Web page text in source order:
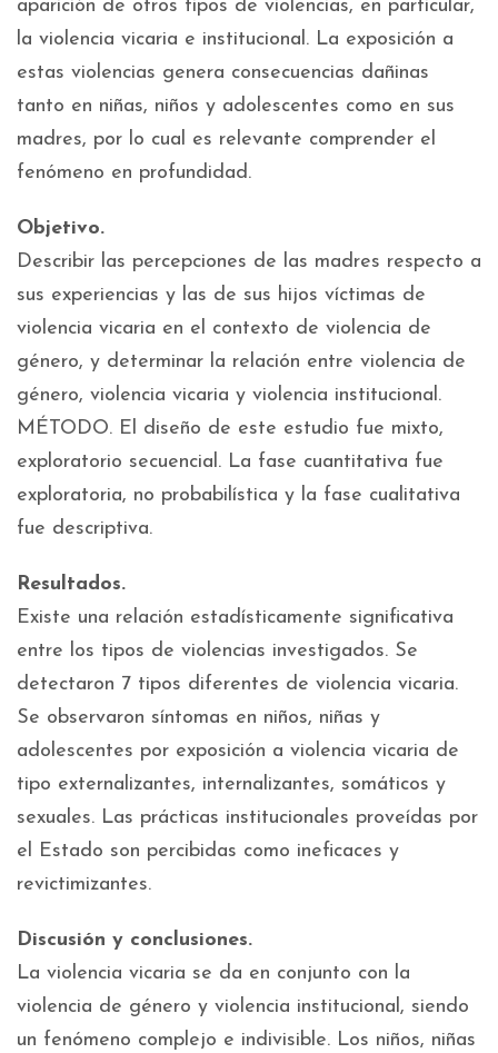
aparición de otros tipos de violencias, en particular,
la violencia vicaria e institucional. La exposición a
estas violencias genera consecuencias dañinas
tanto en niñas, niños y adolescentes como en sus
madres, por lo cual es relevante comprender el
fenómeno en profundidad.
Objetivo.
Describir las percepciones de las madres respecto a
sus experiencias y las de sus hijos víctimas de
violencia vicaria en el contexto de violencia de
género, y determinar la relación entre violencia de
género, violencia vicaria y violencia institucional.
MÉTODO. El diseño de este estudio fue mixto,
exploratorio secuencial. La fase cuantitativa fue
exploratoria, no probabilística y la fase cualitativa
fue descriptiva.
Resultados.
Existe una relación estadísticamente significativa
entre los tipos de violencias investigados. Se
detectaron 7 tipos diferentes de violencia vicaria.
Se observaron síntomas en niños, niñas y
adolescentes por exposición a violencia vicaria de
tipo externalizantes, internalizantes, somáticos y
sexuales. Las prácticas institucionales proveídas por
el Estado son percibidas como ineficaces y
revictimizantes.
Discusión y conclusiones.
La violencia vicaria se da en conjunto con la
violencia de género y violencia institucional, siendo
un fenómeno complejo e indivisible. Los niños, niñas